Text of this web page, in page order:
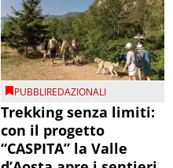
PUBBLIREDAZIONALI
Trekking senza limiti:
con il progetto
“CASPITA” la Valle